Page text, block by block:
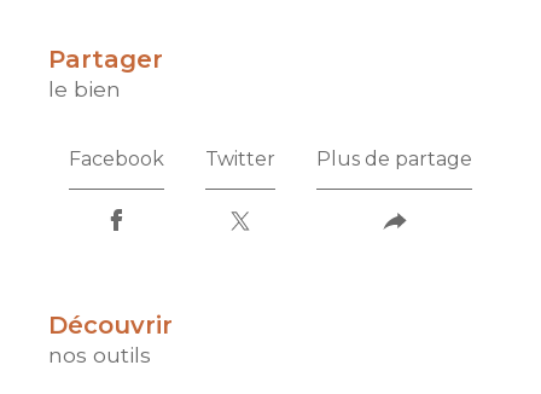
partager
le bien
Facebook Twitter Plus de partage
découvrir
nos outils